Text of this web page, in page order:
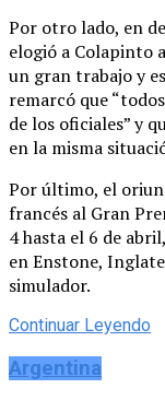
Por otro lado, en
elogió a Colapinto
un gran trabajo y
remarcó que
de los oficiales” y
en la misma
Por último, el
francés al Gran
4 hasta el 6 de
en Enstone,
simulador.
Continuar Leyendo
Argentina